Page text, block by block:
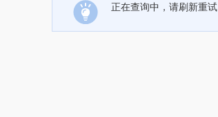
正在查询中，请刷新重试